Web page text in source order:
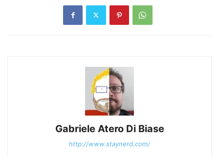
Gabriele Atero Di Biase
http://www.staynerd.com/